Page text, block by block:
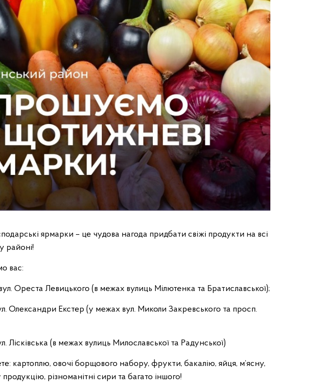
ярмарки – це чудова нагода придбати свіжі продукти на всі
районі!
вас:
Ореста Левицького (в межах вулиць Мілютенка та Братиславської);
Олександри Екстер (у межах вул. Миколи Закревського та просп.
Лісківська (в межах вулиць Милославської та Радунської)
картоплю, овочі борщового набору, фрукти, бакалію, яйця, м’ясну,
різноманітні сири та багато іншого!